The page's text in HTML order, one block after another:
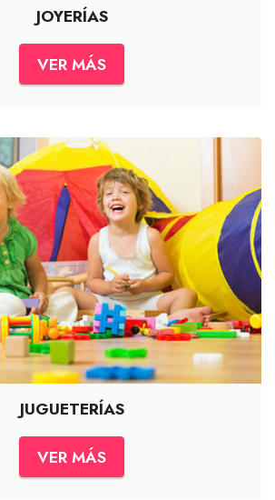
JOYERÍAS
VER MÁS
JUGUETERÍAS
VER MÁS